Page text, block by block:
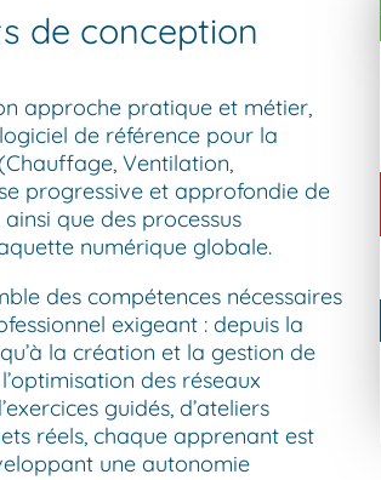
de conception
approche pratique et métier,
de référence pour la
Ventilation,
progressive et approfondie de
que des processus
numérique globale.
des compétences nécessaires
exigeant : depuis la
la création et la gestion de
des réseaux
guidés, d’ateliers
réels, chaque apprenant est
une autonomie